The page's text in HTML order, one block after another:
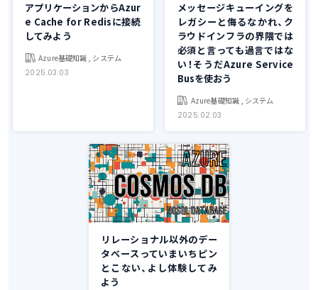
アプリケーションからAzur
e Cache for Redisに接続
してみよう
Azure基礎知識 , システム
2025.03.03
メッセージキューイングを
レガシーと侮るなかれ、ク
ラウドインフラの界隈では
必須と言っても過言ではな
い！そうだAzure Service
Busを使おう
Azure基礎知識 , システム
2025.02.03
リレーショナル以外のデー
タベースっていまいちピン
とこない、よし体験してみ
よう